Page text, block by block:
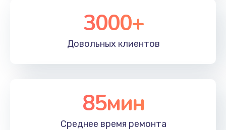
3000+
Довольных клиентов
85мин
Среднее время ремонта